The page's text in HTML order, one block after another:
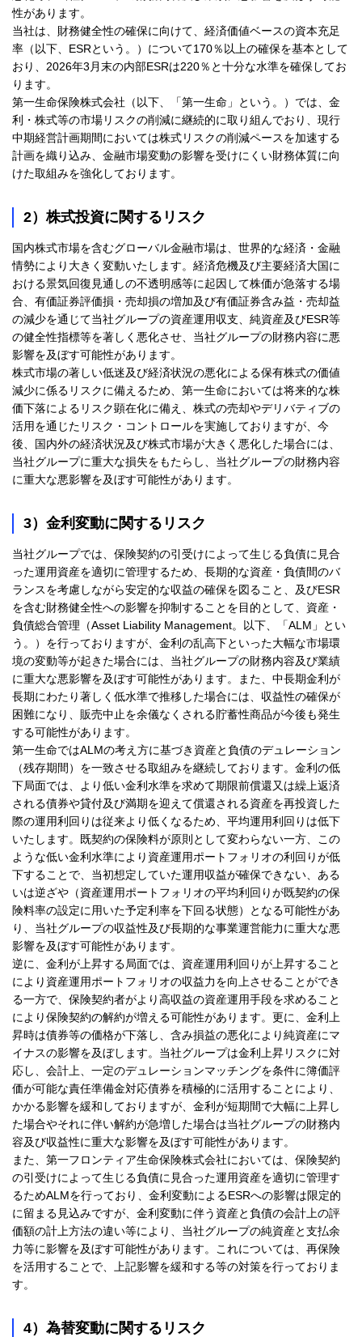
性があります。
当社は、財務健全性の確保に向けて、経済価値ベースの資本充足
率（以下、ESRという。）について170％以上の確保を基本として
おり、2026年3月末の内部ESRは220％と十分な水準を確保してお
ります。
第一生命保険株式会社（以下、「第一生命」という。）では、金
利・株式等の市場リスクの削減に継続的に取り組んでおり、現行
中期経営計画期間においては株式リスクの削減ペースを加速する
計画を織り込み、金融市場変動の影響を受けにくい財務体質に向
けた取組みを強化しております。
2）株式投資に関するリスク
国内株式市場を含むグローバル金融市場は、世界的な経済・金融
情勢により大きく変動いたします。経済危機及び主要経済大国に
おける景気回復見通しの不透明感等に起因して株価が急落する場
合、有価証券評価損・売却損の増加及び有価証券含み益・売却益
の減少を通じて当社グループの資産運用収支、純資産及びESR等
の健全性指標等を著しく悪化させ、当社グループの財務内容に悪
影響を及ぼす可能性があります。
株式市場の著しい低迷及び経済状況の悪化による保有株式の価値
減少に係るリスクに備えるため、第一生命においては将来的な株
価下落によるリスク顕在化に備え、株式の売却やデリバティブの
活用を通じたリスク・コントロールを実施しておりますが、今
後、国内外の経済状況及び株式市場が大きく悪化した場合には、
当社グループに重大な損失をもたらし、当社グループの財務内容
に重大な悪影響を及ぼす可能性があります。
3）金利変動に関するリスク
当社グループでは、保険契約の引受けによって生じる負債に見合
った運用資産を適切に管理するため、長期的な資産・負債間のバ
ランスを考慮しながら安定的な収益の確保を図ること、及びESR
を含む財務健全性への影響を抑制することを目的として、資産・
負債総合管理（Asset Liability Management。以下、「ALM」とい
う。）を行っておりますが、金利の乱高下といった大幅な市場環
境の変動等が起きた場合には、当社グループの財務内容及び業績
に重大な悪影響を及ぼす可能性があります。また、中長期金利が
長期にわたり著しく低水準で推移した場合には、収益性の確保が
困難になり、販売中止を余儀なくされる貯蓄性商品が今後も発生
する可能性があります。
第一生命ではALMの考え方に基づき資産と負債のデュレーション
（残存期間）を一致させる取組みを継続しております。金利の低
下局面では、より低い金利水準を求めて期限前償還又は繰上返済
される債券や貸付及び満期を迎えて償還される資産を再投資した
際の運用利回りは従来より低くなるため、平均運用利回りは低下
いたします。既契約の保険料が原則として変わらない一方、この
ような低い金利水準により資産運用ポートフォリオの利回りが低
下することで、当初想定していた運用収益が確保できない、ある
いは逆ざや（資産運用ポートフォリオの平均利回りが既契約の保
険料率の設定に用いた予定利率を下回る状態）となる可能性があ
り、当社グループの収益性及び長期的な事業運営能力に重大な悪
影響を及ぼす可能性があります。
逆に、金利が上昇する局面では、資産運用利回りが上昇すること
により資産運用ポートフォリオの収益力を向上させることができ
る一方で、保険契約者がより高収益の資産運用手段を求めること
により保険契約の解約が増える可能性があります。更に、金利上
昇時は債券等の価格が下落し、含み損益の悪化により純資産にマ
イナスの影響を及ぼします。当社グループは金利上昇リスクに対
応し、会計上、一定のデュレーションマッチングを条件に簿価評
価が可能な責任準備金対応債券を積極的に活用することにより、
かかる影響を緩和しておりますが、金利が短期間で大幅に上昇し
た場合やそれに伴い解約が急増した場合は当社グループの財務内
容及び収益性に重大な影響を及ぼす可能性があります。
また、第一フロンティア生命保険株式会社においては、保険契約
の引受けによって生じる負債に見合った運用資産を適切に管理す
るためALMを行っており、金利変動によるESRへの影響は限定的
に留まる見込みですが、金利変動に伴う資産と負債の会計上の評
価額の計上方法の違い等により、当社グループの純資産と支払余
力等に影響を及ぼす可能性があります。これについては、再保険
を活用することで、上記影響を緩和する等の対策を行っておりま
す。
4）為替変動に関するリスク